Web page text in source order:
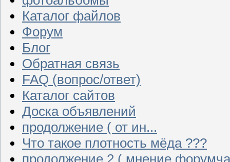
Каталог файлов
Форум
Блог
Обратная связь
FAQ (вопрос/ответ)
Каталог сайтов
Доска объявлений
продолжение ( от ин...
Что такое плотность мёда ???
продолжение 2 ( мнение